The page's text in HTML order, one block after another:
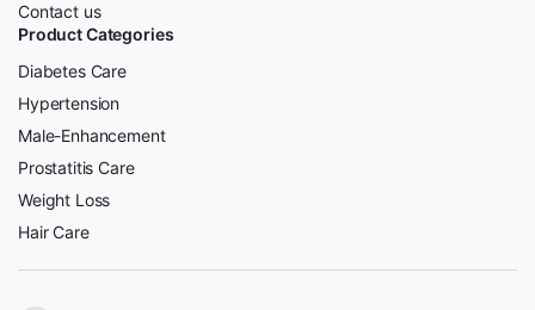
Contact us
Product Categories
Diabetes Care
Hypertension
Male-Enhancement
Prostatitis Care
Weight Loss
Hair Care